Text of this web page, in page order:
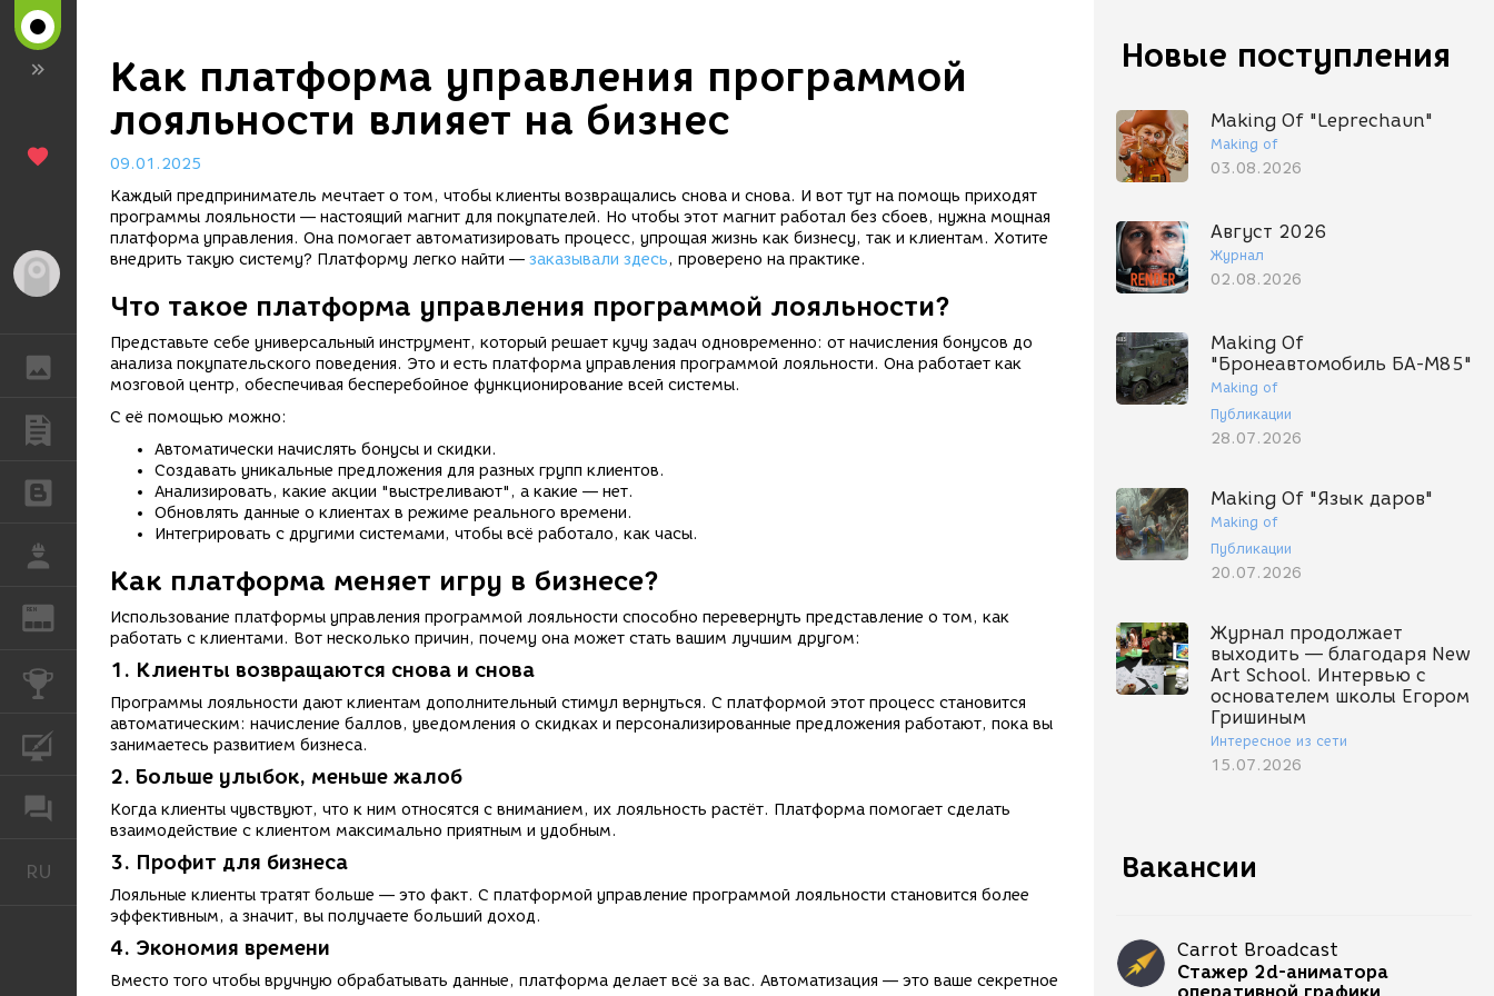
ГАЛЕРЕЯ
ПУБЛИКАЦИИ
REN ЖУРНАЛ
КОНКУРСЫ
КУРСЫ
ФОРУМ
RU Русский
Новые поступления
Making Of "Leprechaun"
Making of
03.08.2026
Август 2026
Журнал
02.08.2026
Making Of
"Бронеавтомобиль БА-М85"
Making of
Публикации
28.07.2026
Making Of "Язык даров"
Making of
Публикации
20.07.2026
Журнал продолжает
выходить — благодаря New
Art School. Интервью с
основателем школы Егором
Гришиным
Интересное из сети
15.07.2026
Вакансии
Carrot Broadcast
Стажер 2d-аниматора
Как платформа управления программой
лояльности влияет на бизнес
09.01.2025
Каждый предприниматель мечтает о том, чтобы клиенты возвращались снова и снова. И вот тут на помощь приходят
программы лояльности — настоящий магнит для покупателей. Но чтобы этот магнит работал без сбоев, нужна мощная
платформа управления. Она помогает автоматизировать процесс, упрощая жизнь как бизнесу, так и клиентам. Хотите
внедрить такую систему? Платформу легко найти — заказывали здесь, проверено на практике.
Что такое платформа управления программой лояльности?
Представьте себе универсальный инструмент, который решает кучу задач одновременно: от начисления бонусов до
анализа покупательского поведения. Это и есть платформа управления программой лояльности. Она работает как
мозговой центр, обеспечивая бесперебойное функционирование всей системы.
С её помощью можно:
Автоматически начислять бонусы и скидки.
Создавать уникальные предложения для разных групп клиентов.
Анализировать, какие акции "выстреливают", а какие — нет.
Обновлять данные о клиентах в режиме реального времени.
Интегрировать с другими системами, чтобы всё работало, как часы.
Как платформа меняет игру в бизнесе?
Использование платформы управления программой лояльности способно перевернуть представление о том, как
работать с клиентами. Вот несколько причин, почему она может стать вашим лучшим другом:
1. Клиенты возвращаются снова и снова
Программы лояльности дают клиентам дополнительный стимул вернуться. С платформой этот процесс становится
автоматическим: начисление баллов, уведомления о скидках и персонализированные предложения работают, пока вы
занимаетесь развитием бизнеса.
2. Больше улыбок, меньше жалоб
Когда клиенты чувствуют, что к ним относятся с вниманием, их лояльность растёт. Платформа помогает сделать
взаимодействие с клиентом максимально приятным и удобным.
3. Профит для бизнеса
Лояльные клиенты тратят больше — это факт. С платформой управление программой лояльности становится более
эффективным, а значит, вы получаете больший доход.
4. Экономия времени
Вместо того чтобы вручную обрабатывать данные, платформа делает всё за вас. Автоматизация — это ваше секретное